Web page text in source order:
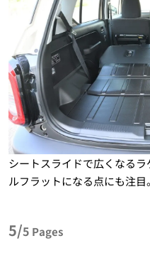
シートスライドで広くなる
ルフラットになる点にも注
5/5 Pages